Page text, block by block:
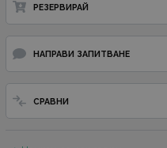
РЕЗЕРВИРАЙ
НАПРАВИ ЗАПИТВАНЕ
СРАВНИ